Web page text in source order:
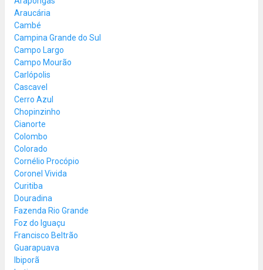
Araucária
Cambé
Campina Grande do Sul
Campo Largo
Campo Mourão
Carlópolis
Cascavel
Cerro Azul
Chopinzinho
Cianorte
Colombo
Colorado
Cornélio Procópio
Coronel Vivida
Curitiba
Douradina
Fazenda Rio Grande
Foz do Iguaçu
Francisco Beltrão
Guarapuava
Ibiporã